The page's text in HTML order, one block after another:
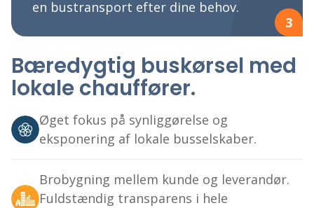
en bustransport efter dine behov.
3
Bæredygtig buskørsel med
lokale chauffører.
Øget fokus på synliggørelse og
eksponering af lokale busselskaber.
Brobygning mellem kunde og leverandør.
Fuldstændig transparens i hele